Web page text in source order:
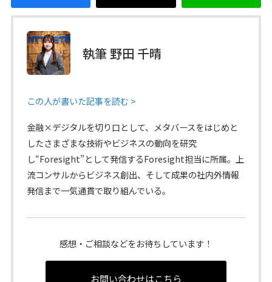
執筆 野田 千晴
この人が書いた記事を読む >
金融×デジタルを切り口として、メタバースをはじめと
したさまざまな技術やビジネスの動向を研究
し“Foresight”として発信するForesight担当に所属。上
流コンサルからビジネス創出、そして成果の社内外情報
発信まで一気通貫で取り組んでいる。
感想・ご相談などをお待ちしています！
お問い合わせはこちら